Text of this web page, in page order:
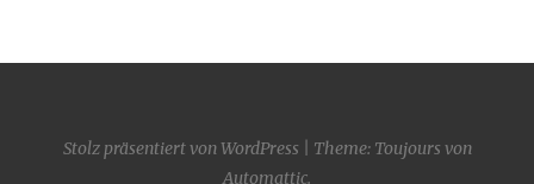
Stolz präsentiert von WordPress
Theme: Toujours von
Automattic.